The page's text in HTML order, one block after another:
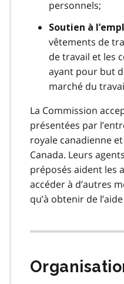
personnels;
Soutien à
vêtements de
de travail et les
ayant pour but
marché du
La Commission
présentées par
royale canadienne
Canada. Leurs
préposés aident les
accéder à d’autres
qu’à obtenir de